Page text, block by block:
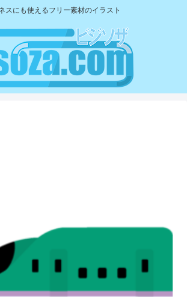
スにも使えるフリー素材のイラスト